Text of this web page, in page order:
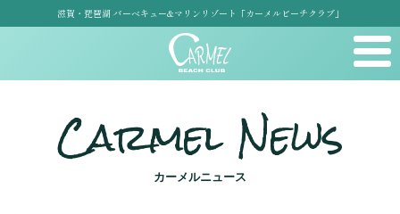
滋賀・琵琶湖 バーベキュー&マリンリゾート「カーメルビーチクラブ」
Carmel News
カーメルニュース